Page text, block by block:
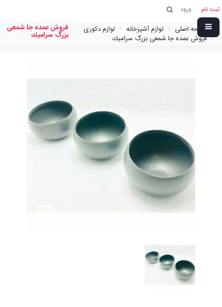
ثبت نام ورود
صفحه اصلی لوازم آشپزخانه
لوازم دکوری
فروش عمده جا شمعی بزرگ سراميك
فروش عمده جا شمعی
بزرگ سراميك